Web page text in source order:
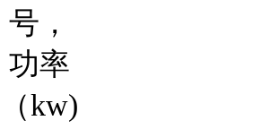
号，
功率
（kw)